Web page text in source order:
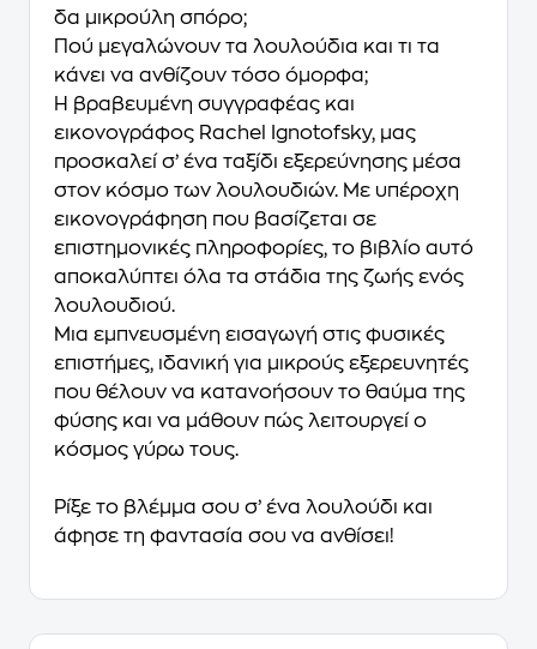
δα µικρούλη σπόρο;
Πού µεγαλώνουν τα λουλούδια και τι τα
κάνει να ανθίζουν τόσο όµορφα;
Η βραβευµένη συγγραφέας και
εικονογράφος Rachel Ignotofsky, µας
προσκαλεί σ’ ένα ταξίδι εξερεύνησης µέσα
στον κόσµο των λουλουδιών. Με υπέροχη
εικονογράφηση που βασίζεται σε
επιστηµονικές πληροφορίες, το βιβλίο αυτό
αποκαλύπτει όλα τα στάδια της ζωής ενός
λουλουδιού.
Μια εµπνευσµένη εισαγωγή στις φυσικές
επιστήµες, ιδανική για µικρούς εξερευνητές
που θέλουν να κατανοήσουν το θαύµα της
φύσης και να µάθουν πώς λειτουργεί ο
κόσµος γύρω τους.
Ρίξε το βλέµµα σου σ’ ένα λουλούδι και
άφησε τη φαντασία σου να ανθίσει!